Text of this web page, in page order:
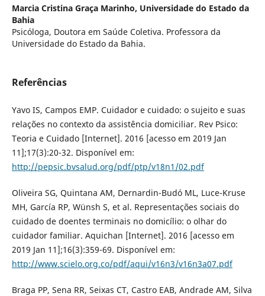
Marcia Cristina Graça Marinho, Universidade do Estado da
Bahia
Psicóloga, Doutora em Saúde Coletiva. Professora da
Universidade do Estado da Bahia.
Referências
Yavo IS, Campos EMP. Cuidador e cuidado: o sujeito e suas
relações no contexto da assistência domiciliar. Rev Psico:
Teoria e Cuidado [Internet]. 2016 [acesso em 2019 Jan
11];17(3):20-32. Disponível em:
http://pepsic.bvsalud.org/pdf/ptp/v18n1/02.pdf
Oliveira SG, Quintana AM, Dernardin-Budó ML, Luce-Kruse
MH, García RP, Wünsh S, et al. Representações sociais do
cuidado de doentes terminais no domicílio: o olhar do
cuidador familiar. Aquichan [Internet]. 2016 [acesso em
2019 Jan 11];16(3):359-69. Disponível em:
http://www.scielo.org.co/pdf/aqui/v16n3/v16n3a07.pdf
Braga PP, Sena RR, Seixas CT, Castro EAB, Andrade AM, Silva